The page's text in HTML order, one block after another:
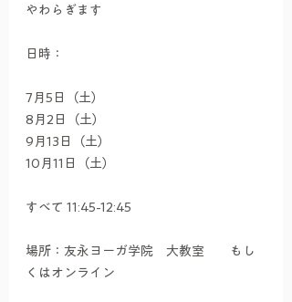
やわらぎます
日時：
7月5日（土）
8月2日（土）
9月13日（土）
10月11日（土）
すべて 11:45-12:45
場所：友永ヨーガ学院　大教室　　もし
くはオンライン